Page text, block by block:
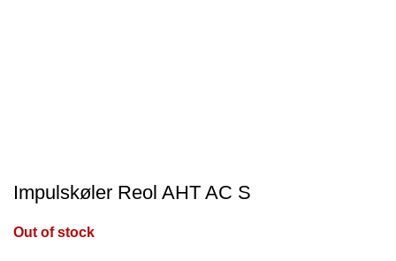
Impulskøler Reol AHT AC S
Out of stock